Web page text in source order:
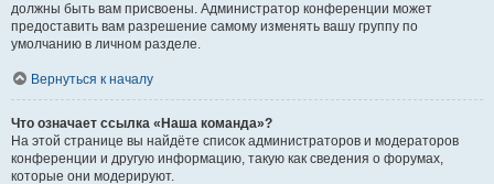
должны быть вам присвоены. Администратор конференции может
предоставить вам разрешение самому изменять вашу группу по
умолчанию в личном разделе.
Вернуться к началу
Что означает ссылка «Наша команда»?
На этой странице вы найдёте список администраторов и модераторов
конференции и другую информацию, такую как сведения о форумах,
которые они модерируют.